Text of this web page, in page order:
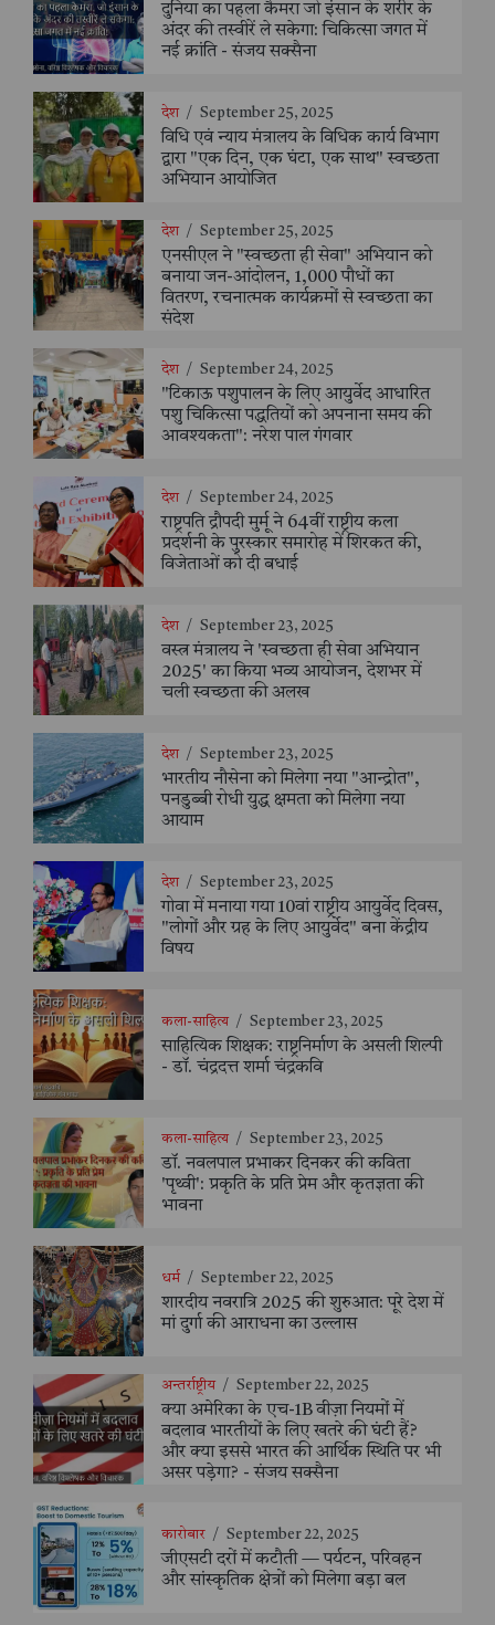
दुनिया का पहला कैमरा जो इंसान के शरीर के
अंदर की तस्वीरें ले सकेगा: चिकित्सा जगत में
नई क्रांति - संजय सक्सैना
देश / September 25, 2025
विधि एवं न्याय मंत्रालय के विधिक कार्य विभाग
द्वारा "एक दिन, एक घंटा, एक साथ" स्वच्छता
अभियान आयोजित
देश / September 25, 2025
एनसीएल ने "स्वच्छता ही सेवा" अभियान को
बनाया जन-आंदोलन, 1,000 पौधों का
वितरण, रचनात्मक कार्यक्रमों से स्वच्छता का
संदेश
देश / September 24, 2025
"टिकाऊ पशुपालन के लिए आयुर्वेद आधारित
पशु चिकित्सा पद्धतियों को अपनाना समय की
आवश्यकता": नरेश पाल गंगवार
देश / September 24, 2025
राष्ट्रपति द्रौपदी मुर्मू ने 64वीं राष्ट्रीय कला
प्रदर्शनी के पुरस्कार समारोह में शिरकत की,
विजेताओं को दी बधाई
देश / September 23, 2025
वस्त्र मंत्रालय ने 'स्वच्छता ही सेवा अभियान
2025' का किया भव्य आयोजन, देशभर में
चली स्वच्छता की अलख
देश / September 23, 2025
भारतीय नौसेना को मिलेगा नया "आन्द्रोत",
पनडुब्बी रोधी युद्ध क्षमता को मिलेगा नया
आयाम
देश / September 23, 2025
गोवा में मनाया गया 10वां राष्ट्रीय आयुर्वेद दिवस,
"लोगों और ग्रह के लिए आयुर्वेद" बना केंद्रीय
विषय
कला-साहित्य / September 23, 2025
साहित्यिक शिक्षक: राष्ट्रनिर्माण के असली शिल्पी
- डॉ. चंद्रदत्त शर्मा चंद्रकवि
कला-साहित्य / September 23, 2025
डॉ. नवलपाल प्रभाकर दिनकर की कविता
'पृथ्वी': प्रकृति के प्रति प्रेम और कृतज्ञता की
भावना
धर्म / September 22, 2025
शारदीय नवरात्रि 2025 की शुरुआत: पूरे देश में
मां दुर्गा की आराधना का उल्लास
अन्तर्राष्ट्रीय / September 22, 2025
क्या अमेरिका के एच-1B वीज़ा नियमों में
बदलाव भारतीयों के लिए खतरे की घंटी हैं?
और क्या इससे भारत की आर्थिक स्थिति पर भी
असर पड़ेगा? - संजय सक्सैना
कारोबार / September 22, 2025
जीएसटी दरों में कटौती — पर्यटन, परिवहन
और सांस्कृतिक क्षेत्रों को मिलेगा बड़ा बल